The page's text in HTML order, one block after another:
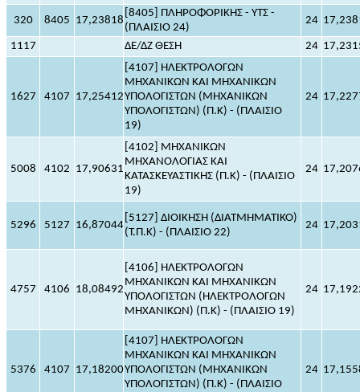
320 8405 17,23818
[8405] ΠΛΗΡΟΦΟΡΙΚΗΣ - ΥΤΣ -
(ΠΛΑΙΣΙΟ 24)
24
1117 ΔΕ/ΔΖ ΘΕΣΗ 24
1627 4107 17,25412
[4107] ΗΛΕΚΤΡΟΛΟΓΩΝ
ΜΗΧΑΝΙΚΩΝ ΚΑΙ ΜΗΧΑΝΙΚΩΝ
ΥΠΟΛΟΓΙΣΤΩΝ (ΜΗΧΑΝΙΚΩΝ
ΥΠΟΛΟΓΙΣΤΩΝ) (Π.Κ) - (ΠΛΑΙΣΙΟ
19)
24
5008 4102 17,90631
[4102] ΜΗΧΑΝΙΚΩΝ
ΜΗΧΑΝΟΛΟΓΙΑΣ ΚΑΙ
ΚΑΤΑΣΚΕΥΑΣΤΙΚΗΣ (Π.Κ) - (ΠΛΑΙΣΙΟ
19)
24
5296 5127 16,87044
[5127] ΔΙΟΙΚΗΣΗ (ΔΙΑΤΜΗΜΑΤΙΚΟ)
(Τ.Π.Κ) - (ΠΛΑΙΣΙΟ 22)
24
4757 4106 18,08492
[4106] ΗΛΕΚΤΡΟΛΟΓΩΝ
ΜΗΧΑΝΙΚΩΝ ΚΑΙ ΜΗΧΑΝΙΚΩΝ
ΥΠΟΛΟΓΙΣΤΩΝ (ΗΛΕΚΤΡΟΛΟΓΩΝ
ΜΗΧΑΝΙΚΩΝ) (Π.Κ) - (ΠΛΑΙΣΙΟ 19)
24
5376 4107 17,18200
[4107] ΗΛΕΚΤΡΟΛΟΓΩΝ
ΜΗΧΑΝΙΚΩΝ ΚΑΙ ΜΗΧΑΝΙΚΩΝ
ΥΠΟΛΟΓΙΣΤΩΝ (ΜΗΧΑΝΙΚΩΝ
ΥΠΟΛΟΓΙΣΤΩΝ) (Π.Κ) - (ΠΛΑΙΣΙΟ
24